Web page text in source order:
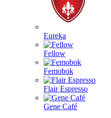
Eureka
Fellow
Femobok
Flair Espresso
Gene Café